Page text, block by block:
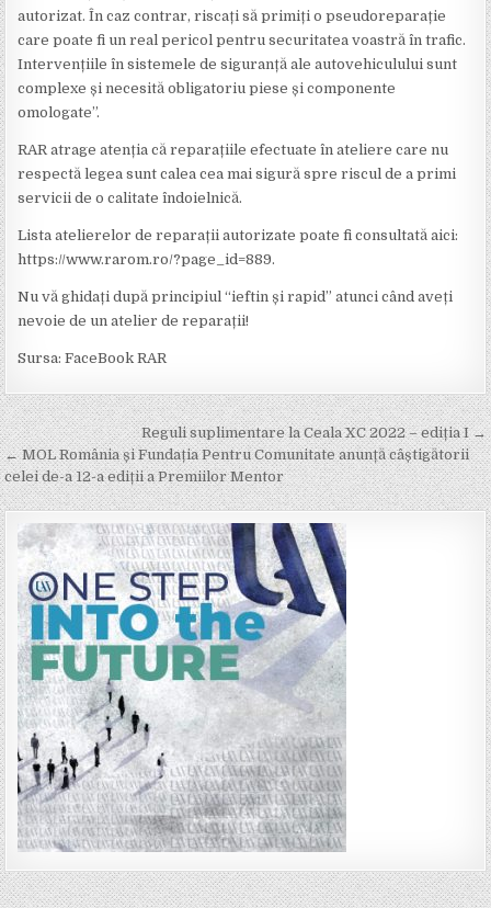
autorizat. În caz contrar, riscați să primiți o pseudoreparație
care poate fi un real pericol pentru securitatea voastră în trafic.
Intervențiile în sistemele de siguranță ale autovehiculului sunt
complexe și necesită obligatoriu piese și componente
omologate”.
RAR atrage atenția că reparațiile efectuate în ateliere care nu
respectă legea sunt calea cea mai sigură spre riscul de a primi
servicii de o calitate îndoielnică.
Lista atelierelor de reparații autorizate poate fi consultată aici:
https://www.rarom.ro/?page_id=889.
Nu vă ghidați după principiul “ieftin și rapid” atunci când aveți
nevoie de un atelier de reparații!
Sursa: FaceBook RAR
Post
navigation
Reguli suplimentare la Ceala XC 2022 – ediția I →
← MOL România și Fundația Pentru Comunitate anunță câștigătorii
celei de-a 12-a ediții a Premiilor Mentor